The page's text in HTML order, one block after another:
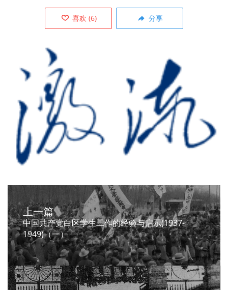
喜欢 (6) 分享
上一篇
中国共产党白区学生工作的经验与启示(1937-
1949)（一）